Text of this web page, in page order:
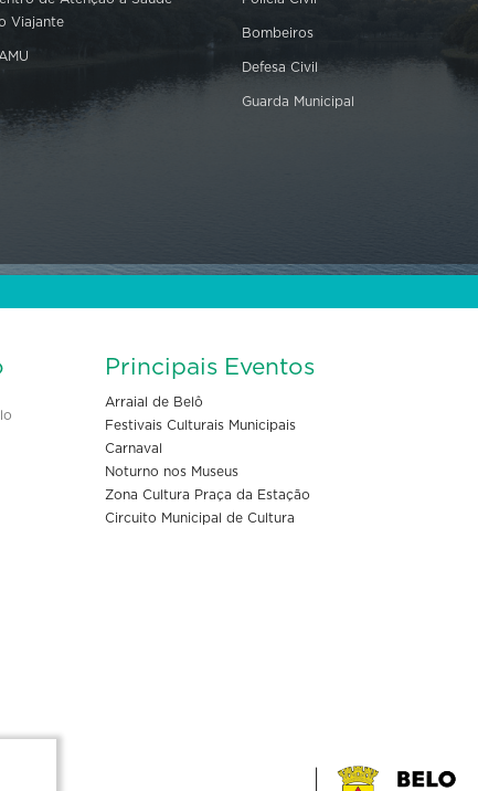
Viajante
Bombeiros
Defesa Civil
Guarda Municipal
Principais Eventos
Arraial de Belô
Festivais Culturais Municipais
Carnaval
Noturno nos Museus
Zona Cultura Praça da Estação
Circuito Municipal de Cultura